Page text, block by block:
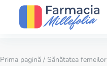
Prima pagină / Sănătatea femeilor